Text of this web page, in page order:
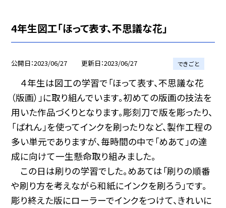
4年生図工「ほって表す、不思議な花」
公開日 2023/06/27 更新日 2023/06/27 できごと
４年生は図工の学習で「ほって表す、不思議な花
（版画）」に取り組んでいます。初めての版画の技法を
用いた作品づくりとなります。彫刻刀で版を彫ったり、
「ばれん」を使ってインクを刷ったりなど、製作工程の
多い単元でありますが、毎時間の中で「めあて」の達
成に向けて一生懸命取り組みました。
この日は刷りの学習でした。めあては「刷りの順番
や刷り方を考えながら和紙にインクを刷ろう」です。
彫り終えた版にローラーでインクをつけて、きれいに